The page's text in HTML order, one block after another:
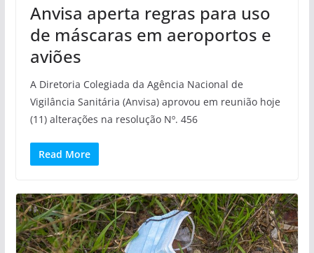
Anvisa aperta regras para uso
de máscaras em aeroportos e
aviões
A Diretoria Colegiada da Agência Nacional de
Vigilância Sanitária (Anvisa) aprovou em reunião hoje
(11) alterações na resolução Nº. 456
Read More